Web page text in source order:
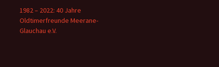
1982 – 2022: 40 Jahre
Oldtimerfreunde Meerane-
Glauchau e.V.